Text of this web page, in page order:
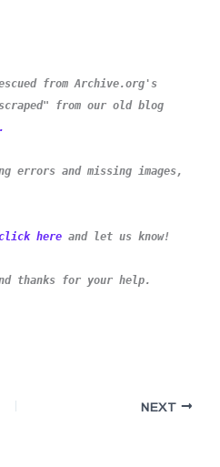
from Archive.org's
"scraped" from our old blog
errors and missing images,
click here and let us know!
thanks for your help.
NEXT